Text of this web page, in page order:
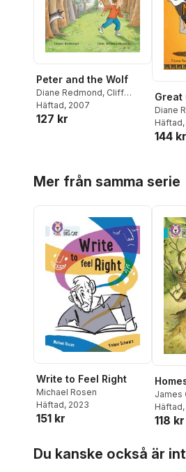
Peter and the Wolf
Diane Redmond, Cliff
Moon
Häftad, 2007
127 kr
Great
Diane
Häftad
144 kr
Mer från samma serie
Write to Feel Right
Michael Rosen
Häftad, 2023
151 kr
James
Häftad
118 kr
Du kanske också är